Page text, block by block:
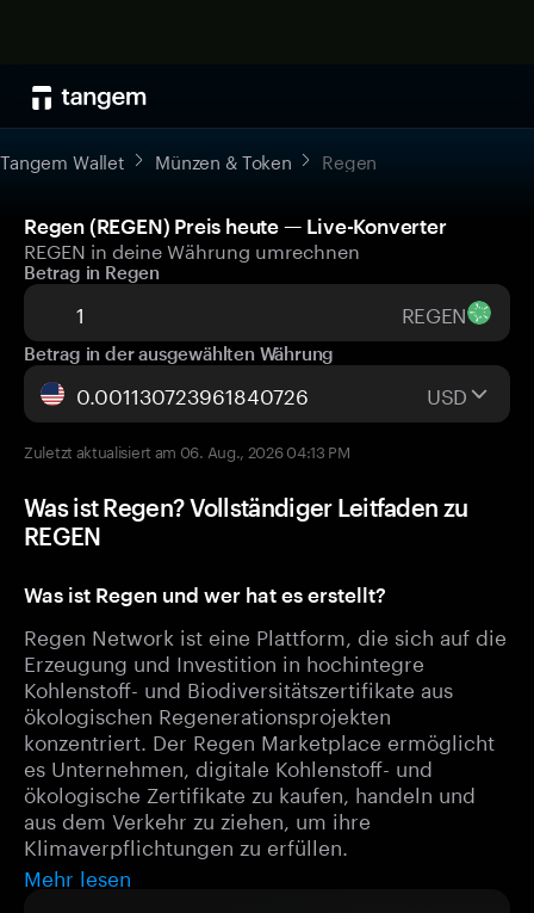
Tangem Wallet Münzen & Token Regen
Regen (REGEN) Preis heute — Live-Konverter
REGEN in deine Währung umrechnen
Betrag in Regen
REGEN
Betrag in der ausgewählten Währung
USD
Zuletzt aktualisiert am 06. Aug., 2026 04:13 PM
Was ist Regen? Vollständiger Leitfaden zu
REGEN
Was ist Regen und wer hat es erstellt?
Regen Network ist eine Plattform, die sich auf die
Erzeugung und Investition in hochintegre
Kohlenstoff- und Biodiversitätszertifikate aus
ökologischen Regenerationsprojekten
konzentriert. Der Regen Marketplace ermöglicht
es Unternehmen, digitale Kohlenstoff- und
ökologische Zertifikate zu kaufen, handeln und
aus dem Verkehr zu ziehen, um ihre
Klimaverpflichtungen zu erfüllen.
Mehr lesen